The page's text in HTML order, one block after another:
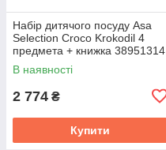
Набір дитячого посуду Asa
Selection Croco Krokodil 4
предмета + книжка 38951314
В наявності
2 774 ₴
Купити